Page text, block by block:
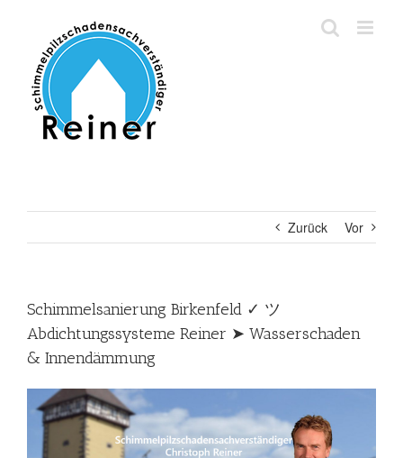
springen
Zurück Vor
Schimmelsanierung Birkenfeld ✓ ツ
Abdichtungssysteme Reiner ➤ Wasserschaden
& Innendämmung